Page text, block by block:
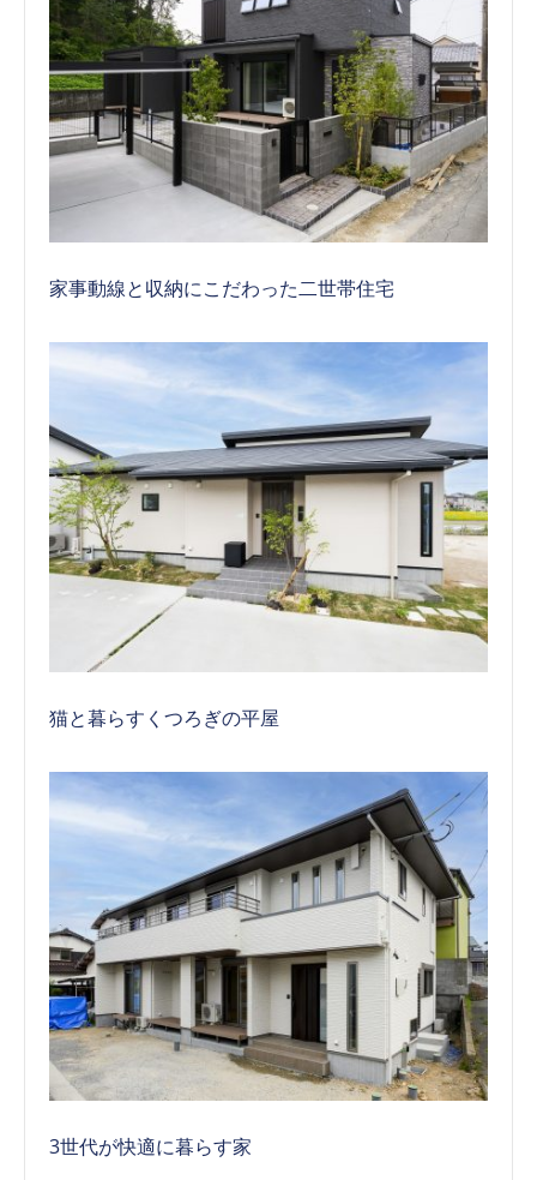
家事動線と収納にこだわった二世帯住宅
猫と暮らすくつろぎの平屋
3世代が快適に暮らす家